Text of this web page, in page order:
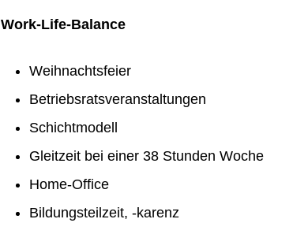
Work-Life-Balance
Weihnachtsfeier
Betriebsratsveranstaltungen
Schichtmodell
Gleitzeit bei einer 38 Stunden Woche
Home-Office
Bildungsteilzeit, -karenz